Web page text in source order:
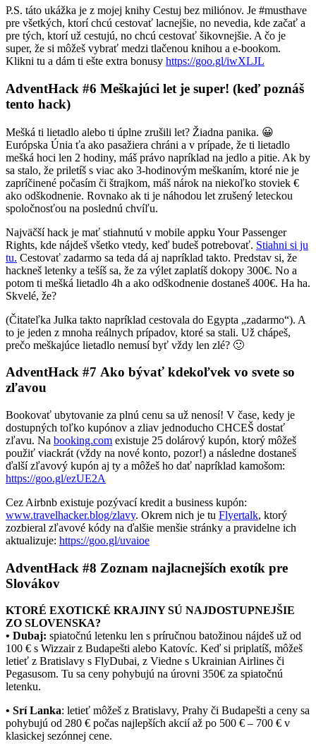
P.S. táto ukážka je z mojej knihy Cestuj bez miliónov. Je #musthave
pre všetkých, ktorí chcú cestovať lacnejšie, no nevedia, kde začať a
pre tých, ktorí už cestujú, no chcú cestovať šikovnejšie. A čo je
super, že si môžeš vybrať medzi tlačenou knihou a e-bookom.
Klikni tu a dám ti ešte extra bonusy https://goo.gl/iwXLJL
AdventHack #6 Meškajúci let je super! (keď poznáš
tento hack)
Mešká ti lietadlo alebo ti úplne zrušili let? Žiadna panika. 😀
Európska Únia ťa ako pasažiera chráni a v prípade, že ti lietadlo
mešká hoci len 2 hodiny, máš právo napríklad na jedlo a pitie. Ak by
sa stalo, že priletíš s viac ako 3-hodinovým meškaním, ktoré nie je
zapríčinené počasím či štrajkom, máš nárok na niekoľko stoviek €
ako odškodnenie. Rovnako ak ti je náhodou let zrušený leteckou
spoločnosťou na poslednú chvíľu.
Najväčší hack je mať stiahnutú v mobile appku Your Passenger
Rights, kde nájdeš všetko vtedy, keď budeš potrebovať. Stiahni si ju
tu. Cestovať zadarmo sa teda dá aj napríklad takto. Predstav si, že
hackneš letenky a tešíš sa, že za výlet zaplatíš dokopy 300€. No a
potom ti mešká lietadlo 4h a ako odškodnenie dostaneš 400€. Ha ha.
Skvelé, že?
(Čitateľka Julka takto napríklad cestovala do Egypta „zadarmo“). A
to je jeden z mnoha reálnych prípadov, ktoré sa stali. Už chápeš,
prečo meškajúce lietadlo nemusí byť vždy len zlé? 🙂
AdventHack #7 Ako bývať kdekoľvek vo svete so
zľavou
Bookovať ubytovanie za plnú cenu sa už nenosí! V čase, kedy je
dostupných toľko kupónov a zliav jednoducho CHCEŠ dostať
zľavu. Na booking.com existuje 25 dolárový kupón, ktorý môžeš
použiť viackrát (vždy na nové konto, pozor!) a následne dostaneš
ďalší zľavový kupón aj ty a môžeš ho dať napríklad kamošom:
https://goo.gl/ezUE2A
Cez Airbnb existuje pozývací kredit a business kupón:
www.travelhacker.blog/zlavy. Okrem nich je tu Flyertalk, ktorý
zozbieral zľavové kódy na ďalšie menšie stránky a pravidelne ich
aktualizuje: https://goo.gl/uvaioe
AdventHack #8 Zoznam najlacnejších exotík pre
Slovákov
KTORÉ EXOTICKÉ KRAJINY SÚ NAJDOSTUPNEJŠIE
ZO SLOVENSKA?
• Dubaj: spiatočnú letenku len s príručnou batožinou nájdeš už od
100 € s Wizzair z Budapešti alebo Katovíc. Keď si priplatíš, môžeš
letieť z Bratislavy s FlyDubai, z Viedne s Ukrainian Airlines či
Pegasusom. Tu sa ceny pohybujú na úrovni 350€ za spiatočnú
letenku.
• Srí Lanka: letieť môžeš z Bratislavy, Prahy či Budapešti a ceny sa
pohybujú od 280 € počas najlepších akcií až po 500 € – 700 € v
klasickej sezónnej cene.